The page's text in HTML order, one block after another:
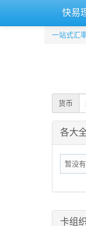
快易
一站式汇
货币
各大
暂没
卡组